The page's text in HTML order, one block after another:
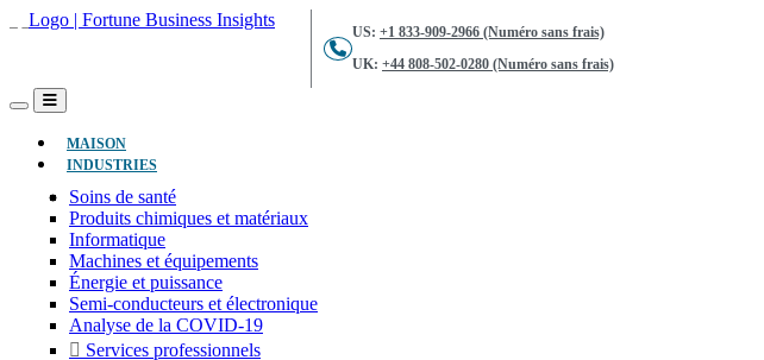
US: +1 833-909-2966 (Numéro sans frais)
UK: +44 808-502-0280 (Numéro sans frais)
MAISON(ACTUEL)
INDUSTRIES
Soins de santé
Produits chimiques et matériaux
Informatique
Machines et équipements
Énergie et puissance
Semi-conducteurs et électronique
Analyse de la COVID-19
Services professionnels